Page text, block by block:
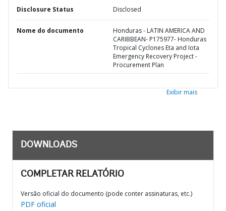
Disclosure Status Disclosed
Nome do documento
Honduras - LATIN AMERICA AND
CARIBBEAN- P175977- Honduras
Tropical Cyclones Eta and Iota
Emergency Recovery Project -
Procurement Plan
Exibir mais
DOWNLOADS
COMPLETAR RELATÓRIO
Versão oficial do documento (pode conter assinaturas, etc.)
PDF oficial